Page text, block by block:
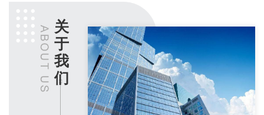
关
于
我
们